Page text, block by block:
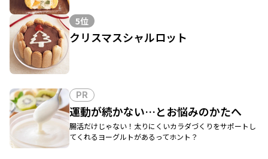
5位
クリスマスシャルロット
PR
運動が続かない…とお悩みのかたへ
腸活だけじゃない！太りにくいカラダづくりをサポートし
てくれるヨーグルトがあるってホント？